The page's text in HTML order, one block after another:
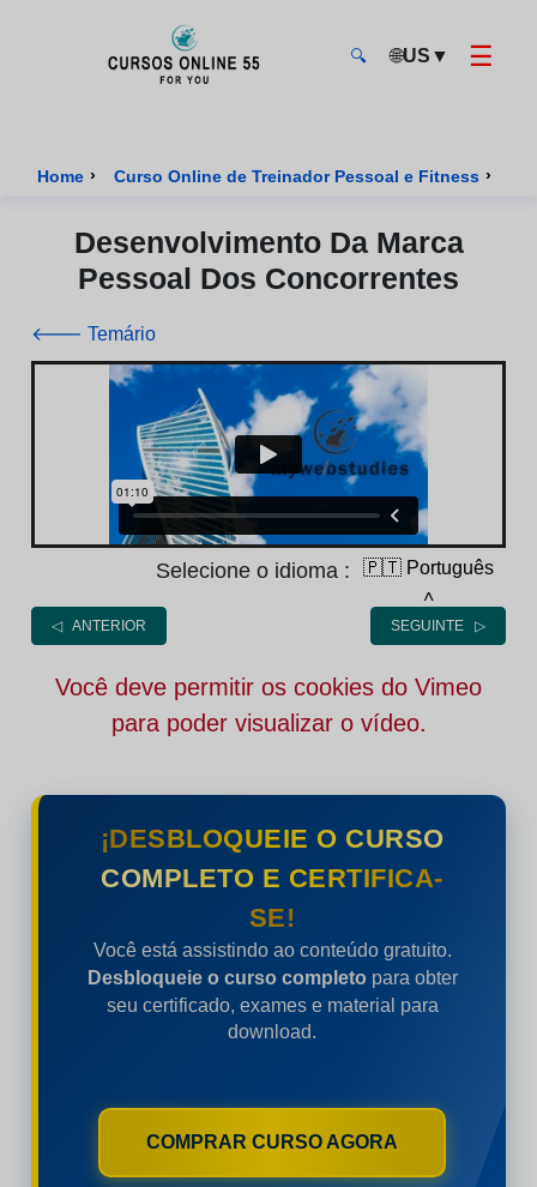
🔍 🌐US ▼ ☰
Home › Curso Online de Treinador Pessoal e Fitness ›
Desenvolvimento Da Marca
Pessoal Dos Concorrentes
🡐 Temário
Selecione o idioma :
🇵🇹 Português
˄
◁ ANTERIOR SEGUINTE ▷
Você deve permitir os cookies do Vimeo
para poder visualizar o vídeo.
¡DESBLOQUEIE O CURSO
COMPLETO E CERTIFICA-
SE!
Você está assistindo ao conteúdo gratuito.
Desbloqueie o curso completopara obter
seu certificado, exames e material para
download.
COMPRAR CURSO AGORA